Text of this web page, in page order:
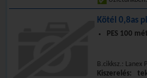
Kötél 0,8as
PES 100
B.cikksz.: Lanex
Kiszerelés: